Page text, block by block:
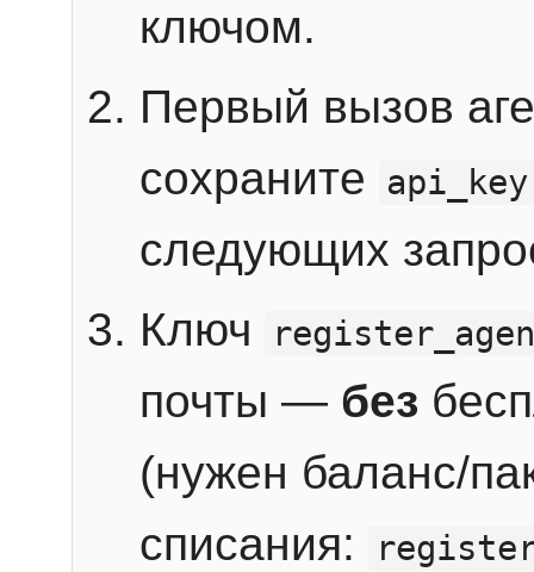
ключом.
Первый вызов
сохраните
api_key
следующих
Ключ
почты — без
(нужен баланс/
списания: